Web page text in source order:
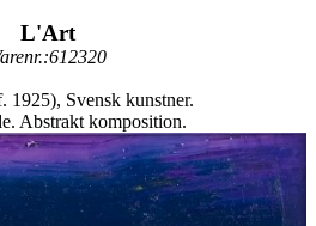
L'Art
1925), Svensk kunstner.
Abstrakt komposition.